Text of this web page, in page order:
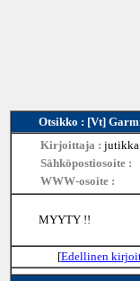
Otsikko : [Vt]
Kirjoittaja : jutikka
Sähköpostiosoite :
WWW-osoite :
MYYTY !!
[Edellinen